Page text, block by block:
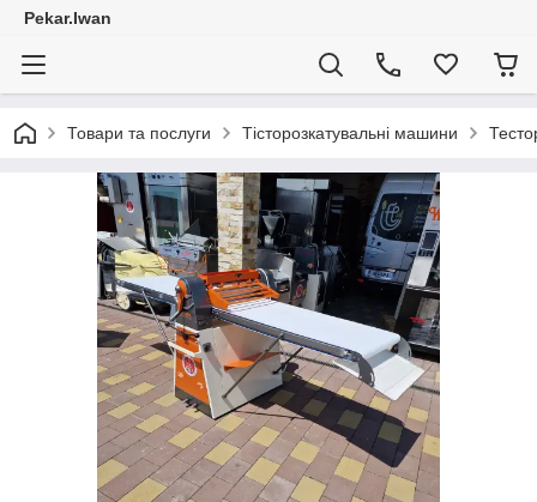
Pekar.Iwan
Товари та послуги Тісторозкатувальні машини